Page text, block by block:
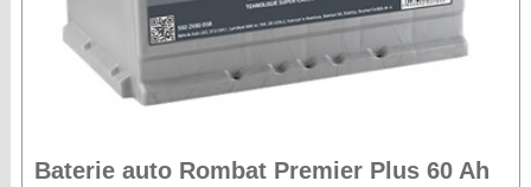
Baterie auto Rombat Premier Plus 60 Ah